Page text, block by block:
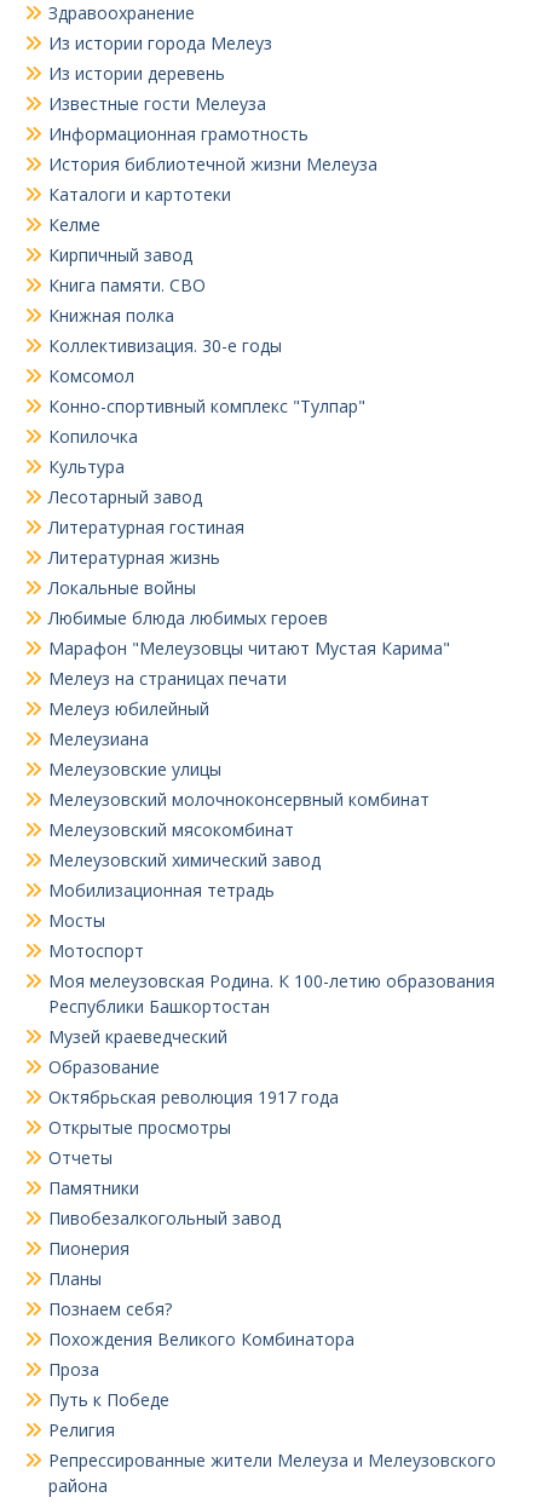
Здравоохранение
Из истории города Мелеуз
Из истории деревень
Известные гости Мелеуза
Информационная грамотность
История библиотечной жизни Мелеуза
Каталоги и картотеки
Келме
Кирпичный завод
Книга памяти. СВО
Книжная полка
Коллективизация. 30-е годы
Комсомол
Конно-спортивный комплекс "Тулпар"
Копилочка
Культура
Лесотарный завод
Литературная гостиная
Литературная жизнь
Локальные войны
Любимые блюда любимых героев
Марафон "Мелеузовцы читают Мустая Карима"
Мелеуз на страницах печати
Мелеуз юбилейный
Мелеузиана
Мелеузовские улицы
Мелеузовский молочноконсервный комбинат
Мелеузовский мясокомбинат
Мелеузовский химический завод
Мобилизационная тетрадь
Мосты
Мотоспорт
Моя мелеузовская Родина. К 100-летию образования
Республики Башкортостан
Музей краеведческий
Образование
Октябрьская революция 1917 года
Открытые просмотры
Отчеты
Памятники
Пивобезалкогольный завод
Пионерия
Планы
Познаем себя?
Похождения Великого Комбинатора
Проза
Путь к Победе
Религия
Репрессированные жители Мелеуза и Мелеузовского
района